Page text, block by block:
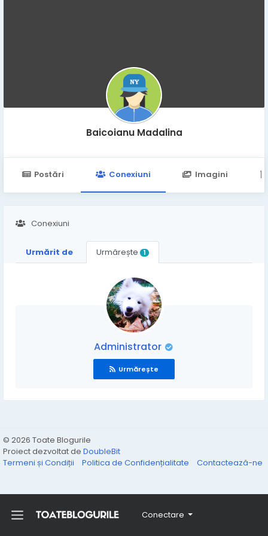
Conectare
Baicoianu Madalina
Postări Conexiuni Imagini
Conexiuni
Urmărit de Urmărește 1
Administrator
Urmărește
© 2026 Toate Blogurile
Proiect dezvoltat de DoubleBit
Termeni și Condiții
Politica de Confidențialitate Contactează-ne